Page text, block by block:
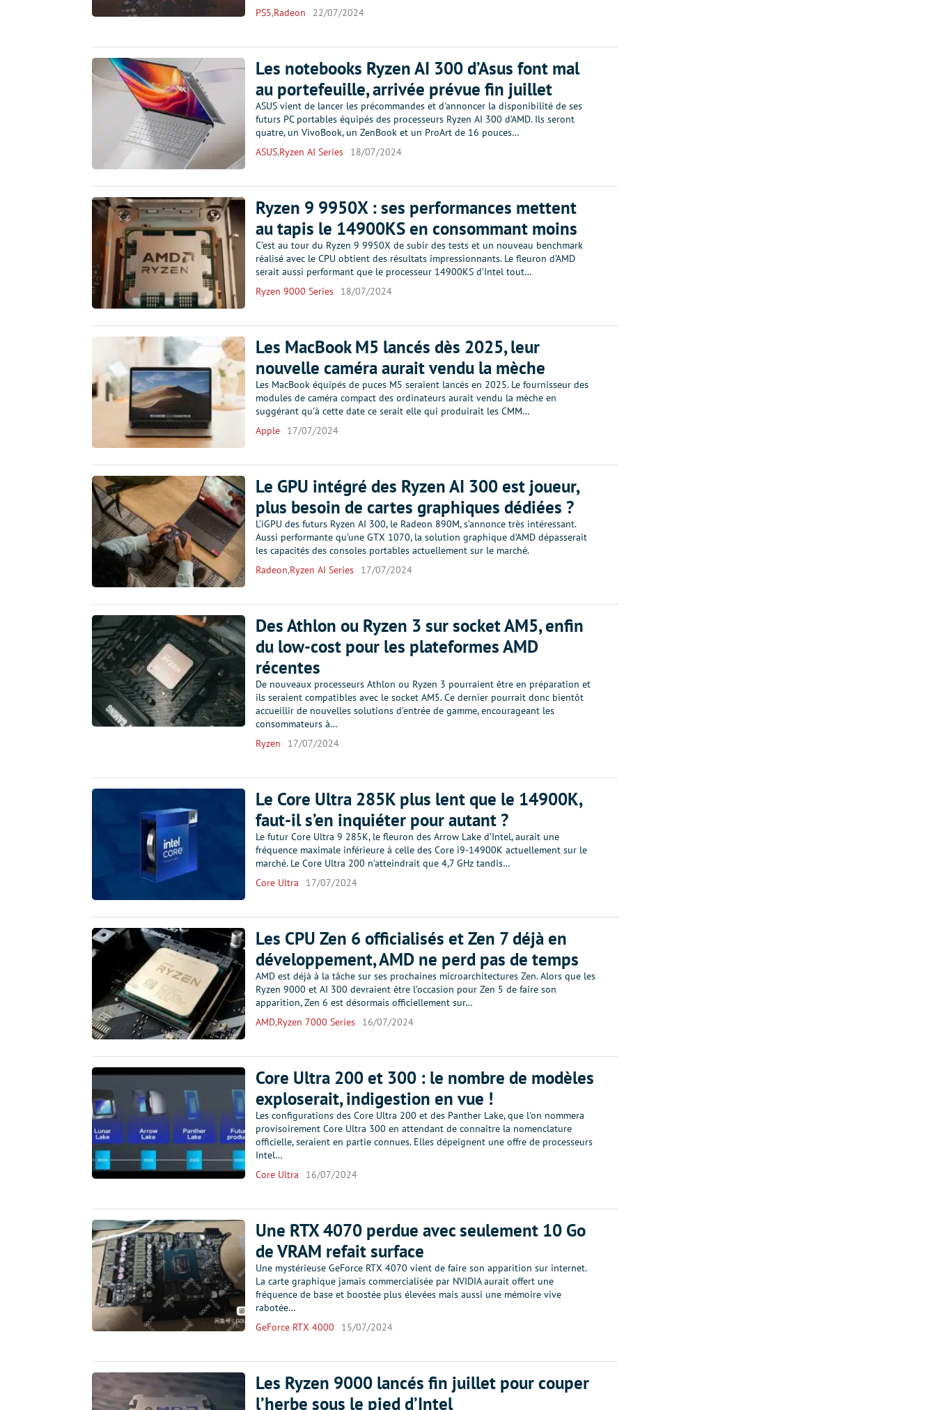
PS5,Radeon 22/07/2024
Les notebooks Ryzen AI 300 d’Asus font mal
au portefeuille, arrivée prévue fin juillet
ASUS vient de lancer les précommandes et d'annoncer la disponibilité de ses
futurs PC portables équipés des processeurs Ryzen AI 300 d’AMD. Ils seront
quatre, un VivoBook, un ZenBook et un ProArt de 16 pouces…
ASUS,Ryzen AI Series 18/07/2024
Ryzen 9 9950X : ses performances mettent
au tapis le 14900KS en consommant moins
C’est au tour du Ryzen 9 9950X de subir des tests et un nouveau benchmark
réalisé avec le CPU obtient des résultats impressionnants. Le fleuron d’AMD
serait aussi performant que le processeur 14900KS d’Intel tout…
Ryzen 9000 Series
18/07/2024
Les MacBook M5 lancés dès 2025, leur
nouvelle caméra aurait vendu la mèche
Les MacBook équipés de puces M5 seraient lancés en 2025. Le fournisseur des
modules de caméra compact des ordinateurs aurait vendu la mèche en
suggérant qu'à cette date ce serait elle qui produirait les CMM…
Apple
17/07/2024
Le GPU intégré des Ryzen AI 300 est joueur,
plus besoin de cartes graphiques dédiées ?
L’iGPU des futurs Ryzen AI 300, le Radeon 890M, s’annonce très intéressant.
Aussi performante qu’une GTX 1070, la solution graphique d’AMD dépasserait
les capacités des consoles portables actuellement sur le marché.
Radeon,Ryzen AI Series 17/07/2024
Des Athlon ou Ryzen 3 sur socket AM5, enfin
du low-cost pour les plateformes AMD
récentes
De nouveaux processeurs Athlon ou Ryzen 3 pourraient être en préparation et
ils seraient compatibles avec le socket AM5. Ce dernier pourrait donc bientôt
accueillir de nouvelles solutions d’entrée de gamme, encourageant les
consommateurs à…
Ryzen
17/07/2024
Le Core Ultra 285K plus lent que le 14900K,
faut-il s’en inquiéter pour autant ?
Le futur Core Ultra 9 285K, le fleuron des Arrow Lake d’Intel, aurait une
fréquence maximale inférieure à celle des Core i9-14900K actuellement sur le
marché. Le Core Ultra 200 n’atteindrait que 4,7 GHz tandis…
Core Ultra
17/07/2024
Les CPU Zen 6 officialisés et Zen 7 déjà en
développement, AMD ne perd pas de temps
AMD est déjà à la tâche sur ses prochaines microarchitectures Zen. Alors que les
Ryzen 9000 et AI 300 devraient être l’occasion pour Zen 5 de faire son
apparition, Zen 6 est désormais officiellement sur…
AMD,Ryzen 7000 Series 16/07/2024
Core Ultra 200 et 300 : le nombre de modèles
exploserait, indigestion en vue !
Les configurations des Core Ultra 200 et des Panther Lake, que l'on nommera
provisoirement Core Ultra 300 en attendant de connaître la nomenclature
officielle, seraient en partie connues. Elles dépeignent une offre de processeurs
Intel…
Core Ultra
16/07/2024
Une RTX 4070 perdue avec seulement 10 Go
de VRAM refait surface
Une mystérieuse GeForce RTX 4070 vient de faire son apparition sur internet.
La carte graphique jamais commercialisée par NVIDIA aurait offert une
fréquence de base et boostée plus élevées mais aussi une mémoire vive
rabotée…
GeForce RTX 4000
15/07/2024
Les Ryzen 9000 lancés fin juillet pour couper
l’herbe sous le pied d’Intel